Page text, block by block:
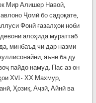
Мир Алишер Навоӣ,
Ҷомӣ бо садоқате,
Фонӣ ғазалҳои ноби
алоҳида мураттаб
минбаъд чи дар назми
яъне ба ду
пайдо намуд. Пас аз он
ХVI- ХХ Махмур,
Ҳозиқ, Аҷзӣ, Айнӣ ва